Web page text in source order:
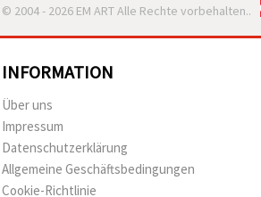
© 2004 - 2026 EM ART Alle Rechte vorbehalten..
INFORMATION
Über uns
Impressum
Datenschutzerklärung
Allgemeine Geschäftsbedingungen
Cookie-Richtlinie